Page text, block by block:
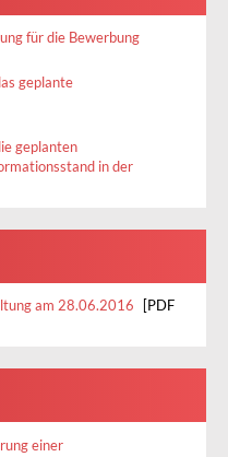
für die Bewerbung
geplante
geplanten
in der
am 28.06.2016
[PDF
einer